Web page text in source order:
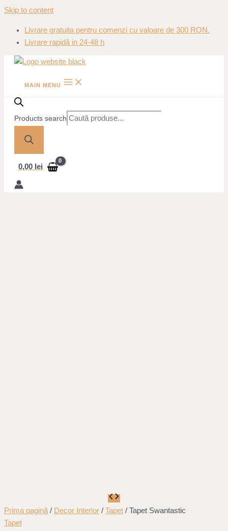
Skip to content
Livrare gratuita pentru comenzi cu valoare de 300 RON.
Livrare rapidă in 24-48 h
MAIN MENU
Products search
0,00 lei
Prima pagină / Decor Interior / Tapet / Tapet Swantastic
Tapet